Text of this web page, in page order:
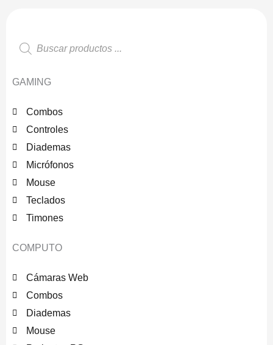
Búsqueda
de
GAMING
Combos
Controles
Diademas
Micrófonos
Mouse
Teclados
Timones
COMPUTO
Cámaras Web
Combos
Diademas
Mouse